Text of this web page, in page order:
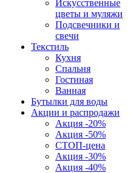
Искусственные
цветы и муляжи
Подсвечники и
свечи
Текстиль
Кухня
Спальня
Гостиная
Ванная
Бутылки для воды
Акции и распродажи
Акция -20%
Акция -50%
СТОП-цена
Акция -30%
Акция -40%